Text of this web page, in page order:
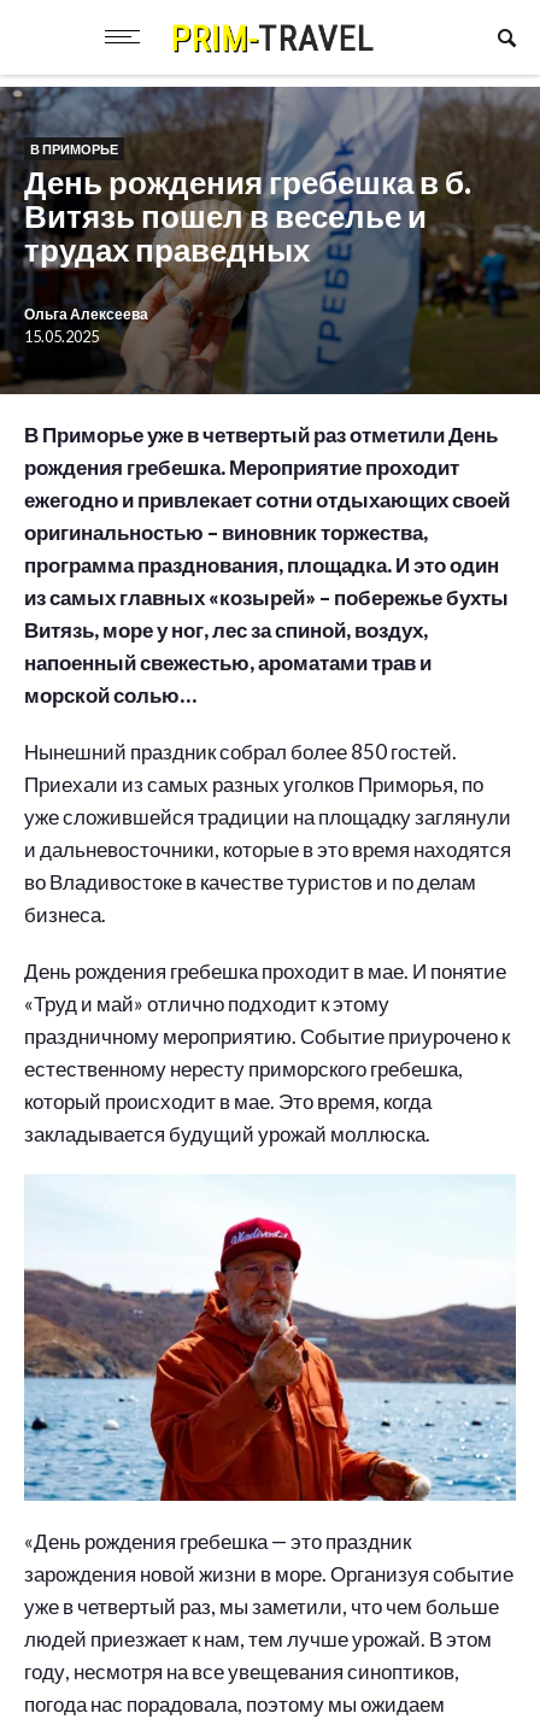
В ПРИМОРЬЕ
День рождения гребешка в б.
Витязь пошел в веселье и
трудах праведных
Ольга Алексеева
15.05.2025
В Приморье уже в четвертый раз отметили День
рождения гребешка. Мероприятие проходит
ежегодно и привлекает сотни отдыхающих своей
оригинальностью – виновник торжества,
программа празднования, площадка. И это один
из самых главных «козырей» – побережье бухты
Витязь, море у ног, лес за спиной, воздух,
напоенный свежестью, ароматами трав и
морской солью…
Нынешний праздник собрал более 850 гостей.
Приехали из самых разных уголков Приморья, по
уже сложившейся традиции на площадку заглянули
и дальневосточники, которые в это время находятся
во Владивостоке в качестве туристов и по делам
бизнеса.
День рождения гребешка проходит в мае. И понятие
«Труд и май» отлично подходит к этому
праздничному мероприятию. Событие приурочено к
естественному нересту приморского гребешка,
который происходит в мае. Это время, когда
закладывается будущий урожай моллюска.
«День рождения гребешка — это праздник
зарождения новой жизни в море. Организуя событие
уже в четвертый раз, мы заметили, что чем больше
людей приезжает к нам, тем лучше урожай. В этом
году, несмотря на все увещевания синоптиков,
погода нас порадовала, поэтому мы ожидаем